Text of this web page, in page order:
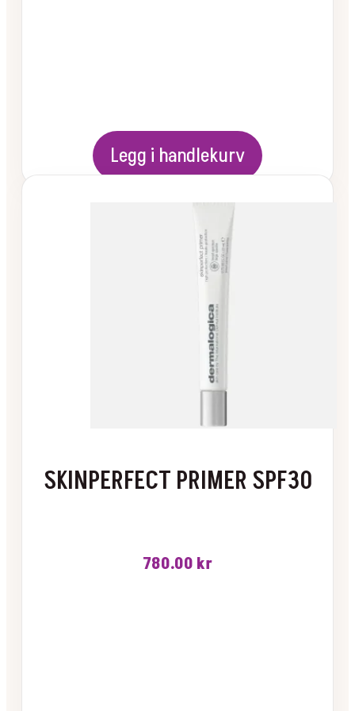
Legg i handlekurv
SKINPERFECT PRIMER SPF30
780.00 kr